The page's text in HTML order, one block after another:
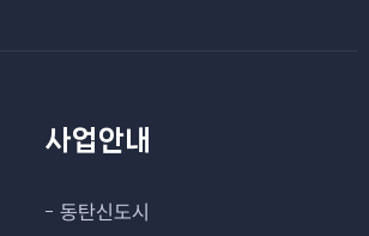
사업안내
동탄신도시